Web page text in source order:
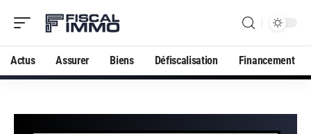
Actus Assurer Biens Défiscalisation Financement